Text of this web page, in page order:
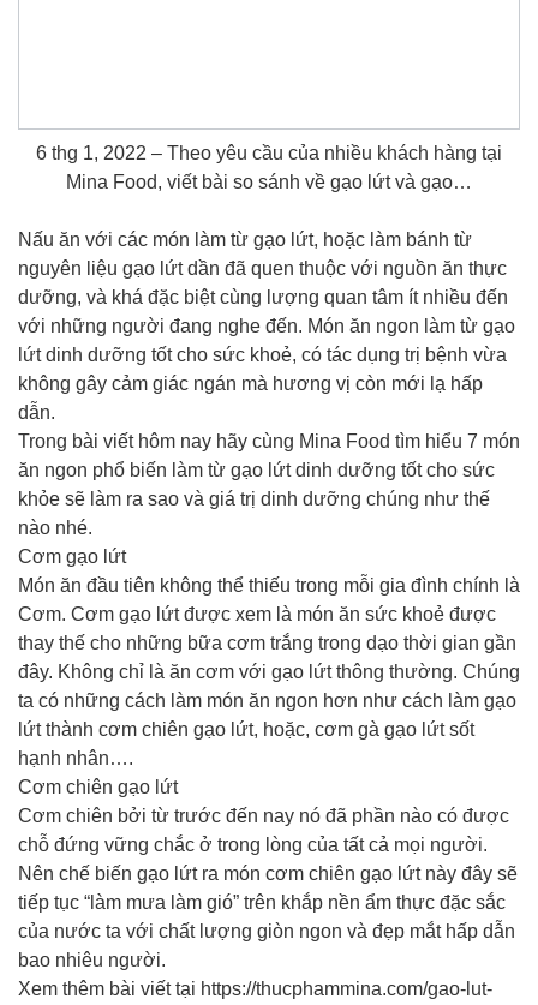
6 thg 1, 2022 – Theo yêu cầu của nhiều khách hàng tại
Mina Food, viết bài so sánh về gạo lứt và gạo…
Nấu ăn với các món làm từ gạo lứt, hoặc làm bánh từ
nguyên liệu gạo lứt dần đã quen thuộc với nguồn ăn thực
dưỡng, và khá đặc biệt cùng lượng quan tâm ít nhiều đến
với những người đang nghe đến. Món ăn ngon làm từ gạo
lứt dinh dưỡng tốt cho sức khoẻ, có tác dụng trị bệnh vừa
không gây cảm giác ngán mà hương vị còn mới lạ hấp
dẫn.
Trong bài viết hôm nay hãy cùng Mina Food tìm hiểu 7 món
ăn ngon phổ biến làm từ gạo lứt dinh dưỡng tốt cho sức
khỏe sẽ làm ra sao và giá trị dinh dưỡng chúng như thế
nào nhé.
Cơm gạo lứt
Món ăn đầu tiên không thể thiếu trong mỗi gia đình chính là
Cơm. Cơm gạo lứt được xem là món ăn sức khoẻ được
thay thế cho những bữa cơm trắng trong dạo thời gian gần
đây. Không chỉ là ăn cơm với gạo lứt thông thường. Chúng
ta có những cách làm món ăn ngon hơn như cách làm gạo
lứt thành cơm chiên gạo lứt, hoặc, cơm gà gạo lứt sốt
hạnh nhân….
Cơm chiên gạo lứt
Cơm chiên bởi từ trước đến nay nó đã phần nào có được
chỗ đứng vững chắc ở trong lòng của tất cả mọi người.
Nên chế biến gạo lứt ra món cơm chiên gạo lứt này đây sẽ
tiếp tục “làm mưa làm gió” trên khắp nền ẩm thực đặc sắc
của nước ta với chất lượng giòn ngon và đẹp mắt hấp dẫn
bao nhiêu người.
Xem thêm bài viết tại https://thucphammina.com/gao-lut-